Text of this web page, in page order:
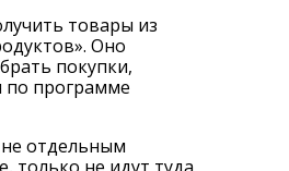
товары из
Оно
покупки,
по программе
отдельным